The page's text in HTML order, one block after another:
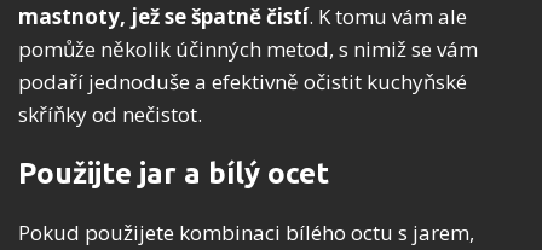
mastnoty, jež se špatně čistí. K tomu vám ale
pomůže několik účinných metod, s nimiž se vám
podaří jednoduše a efektivně očistit kuchyňské
skříňky od nečistot.
Použijte jar a bílý ocet
Pokud použijete kombinaci bílého octu s jarem,